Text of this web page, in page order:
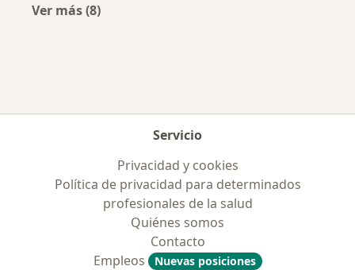
Ver más (8)
Servicio
Privacidad y cookies
Política de privacidad para determinados
profesionales de la salud
Quiénes somos
Contacto
Empleos
Nuevas posiciones